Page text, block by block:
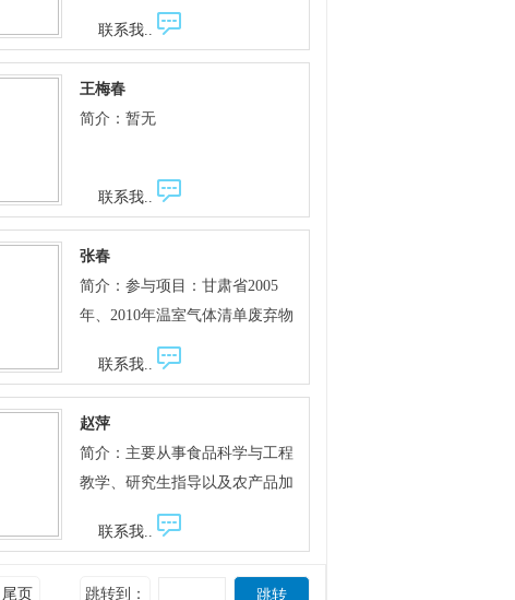
方米。主持完成了广厦供热站的
筹建和集中供热工程，总供热容
量45万平方米，目前供热面积约
35万平方米。主持完成了“广厦
建、招商、启动、运营工作，首
创定西市“一站式”建材家装城。
委员，参与完成了定西市和市辖
六县一区城市建设规划纲要评
审、总规评审、控制性规划评
审，以及重大项目方案评审等，
提出了具有建设性的评审意见，
为建设新型 、环保性现代化城市
做出了应有贡献。2008年和2012
年等关键年度，在《定西日报》
发展趋势，正确引导我市房地产
第七、第八批市管拔尖人才，
会长。现任定西市爱兰薯业有限
责任公司执行董事。 在农技推广
工作的二十余年里，先后主持和
参与完成农业科研及推广项目七
证的基础上，确定攻关方向，发
挥自己的聪明才智，创办了“甘
肃爱兰马铃薯种业有限责任公
司”，成为全市第一家由农业科
技人员创办的民营科技企业，年
产值6800万元。公司创立十余年
来，引进选育8个专用型马铃薯
估算累计推广马铃薯一级种面积
1500万亩，增产马铃薯750万
吨，新增纯收入75亿元。基地每
年安置下岗职工和农民工520人
以上，支付工资600万元以上，
年培训农民3600人次以上，极大
共党员，本科学历，高级工程
师。现任定西市华家岭林业站站
来，认真落实市委市政府关
于“打造黄土高原国家生态文明
项目争取力度，全力实施“五大
工程”即：三北五期防护林建设
工程、天然林保护工程、荒山造
林工程、森林抚育工程和云杉种
苗基地建设工程；强力推进“二
改造；不断夯实“一个基础”即：
森林资源管理。切实推动林带转
型跨越发展，大力推进生态文明
建设。近三年来，带领全站职工
从进入华家岭的三个入口着手，
完成低产林改造1.16万亩，面山
绿化（310国道绿化）0.2万亩，
联系我..
王梅春
简介：暂无
联系我..
张春
简介：参与项目：甘肃省2005
年、2010年温室气体清单废弃物
排放报告；甘肃省应对气候变化
统计核算体系；金昌市温室气体
划；甘肃省2012、2014温室气体
排放清单。 代表作品(论文)
Chun Zhang, etc.
Superparamagnetic functional C@
Fe3O4nanoflowers: Development
and application in acetaminophen
联系我..
赵萍
简介：主要从事食品科学与工程
教学、研究生指导以及农产品加
工与副产物综合利用和发酵工程
的研究开发等方面的工作，先后
联系我..
尾页 跳转到：